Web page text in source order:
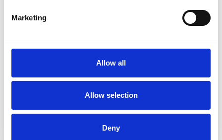
Marketing
Allow all
Allow selection
Deny